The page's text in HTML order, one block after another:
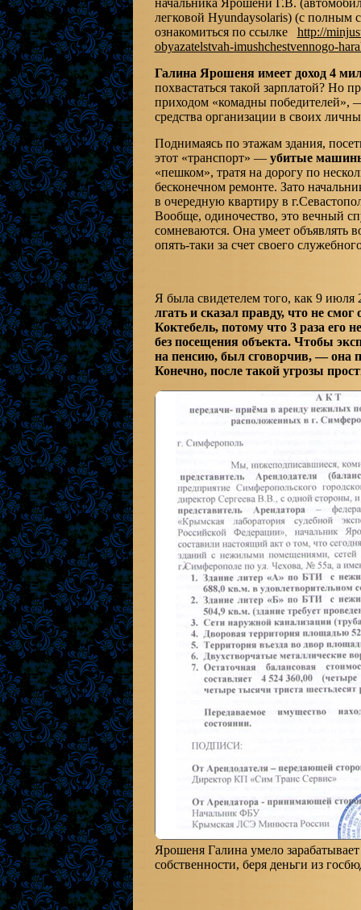
начальника Ярошени Г.В.
легковой Hyundaysolaris) (с полным
ознакомиться по ссылке http://
obyazatelstvah-imushchestvennogo-
Галина Ярошеня имеет доход 4
похвастаться такой зарплатой? Но
приходом «комадны победителей»,
средства организации в своих
Поднимаясь по этажам здания,
этот «транспорт» — убитые
«пешком», тратя на дорогу по
бесконечном ремонте. Зато
в очередную квартиру в
Вообще, одиночество, это вечный
сомневаются. Она умеет объявлять
опять-таки за счет своего
Я была свидетелем того, как 9 июля
лгать и сказал правду, что не
Коктебель, потому что 3 раза его
без посещения объекта. Чтобы
на пенсию, был сговорчив, — она
Конечно, после такой угрозы
Ярошеня Галина умело
собственности, беря деньги из